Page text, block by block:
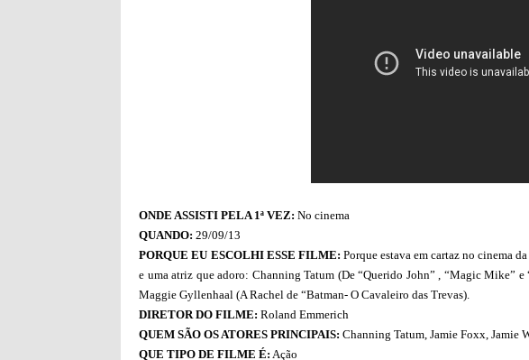
ONDE ASSISTI PELA 1ª VEZ: No cinema
QUANDO: 29/09/13
PORQUE EU ESCOLHI ESSE FILME: Porque estava em cartaz no cinema
e uma atriz que adoro: Channing Tatum (De “Querido John” , “Magic Mike” e
Maggie Gyllenhaal (A Rachel de “Batman- O Cavaleiro das Trevas).
DIRETOR DO FILME: Roland Emmerich
QUEM SÃO OS ATORES PRINCIPAIS: Channing Tatum, Jamie Foxx, Jamie
QUE TIPO DE FILME É: Ação